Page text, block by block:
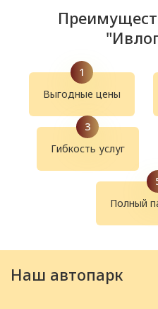
Выгодные цены
Гибкость услуг
Полный
Наш автопарк